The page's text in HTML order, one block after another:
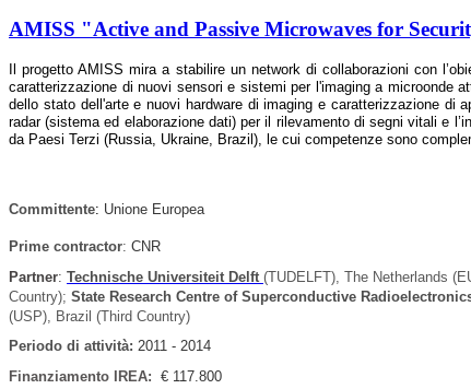
AMISS "Active and Passive Microwaves for
Il progetto AMISS mira a stabilire un network di collaborazioni con
caratterizzazione di nuovi sensori e sistemi per l'imaging a microonde
dello stato dell'arte e nuovi hardware di imaging e caratterizzazione
radar (sistema ed elaborazione dati) per il rilevamento di segni vitali e
da Paesi Terzi (Russia, Ukraine, Brazil), le cui competenze sono
Committente: Unione Europea
Prime contractor: CNR
Partner: Technische Universiteit Delft (TUDELFT), The Netherlands
Country); State Research Centre of Superconductive
(USP), Brazil (Third Country)
Periodo di attività: 2011 - 2014
Finanziamento IREA: € 117.800